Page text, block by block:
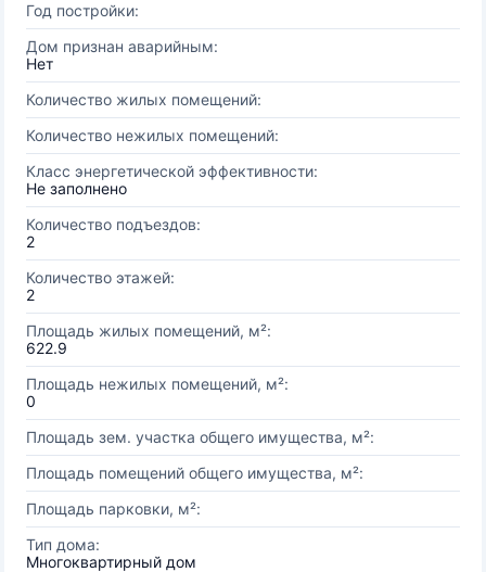
Год постройки:
Дом признан аварийным:
Нет
Количество жилых помещений:
Количество нежилых помещений:
Класс энергетической эффективности:
Не заполнено
Количество подъездов:
2
Количество этажей:
2
Площадь жилых помещений, м²:
622.9
Площадь нежилых помещений, м²:
0
Площадь зем. участка общего имущества, м²:
Площадь помещений общего имущества, м²:
Площадь парковки, м²:
Тип дома:
Многоквартирный дом